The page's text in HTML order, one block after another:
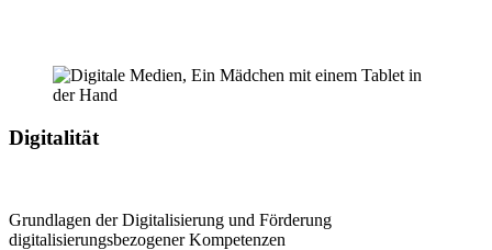
Digitalität
Grundlagen der Digitalisierung und Förderung
digitalisierungsbezogener Kompetenzen